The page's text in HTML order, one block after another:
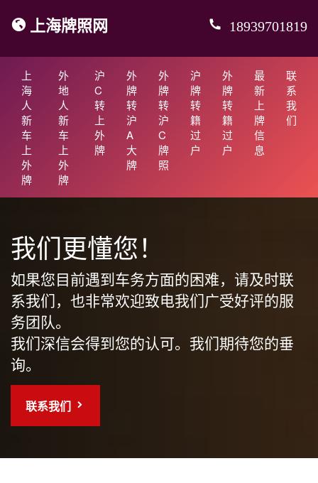
上海牌照网 18939701819
上
海
人
新
车
上
外
牌
外
地
人
新
车
上
外
牌
沪
C
转
上
外
牌
外
牌
转
沪
A
大
牌
外
牌
转
沪
C
牌
照
沪
牌
转
籍
过
户
外
牌
转
籍
过
户
最
新
上
牌
信
息
联
系
我
们
我们更懂您！
如果您目前遇到车务方面的困难，请及时联
系我们，也非常欢迎致电我们广受好评的服
务团队。
我们深信会得到您的认可。我们期待您的垂
询。
联系我们